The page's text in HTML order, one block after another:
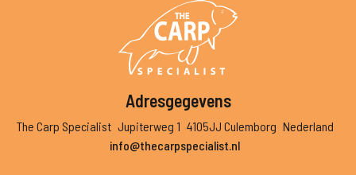
Adresgegevens
The Carp Specialist Jupiterweg 1 4105JJ Culemborg Nederland
info@thecarpspecialist.nl